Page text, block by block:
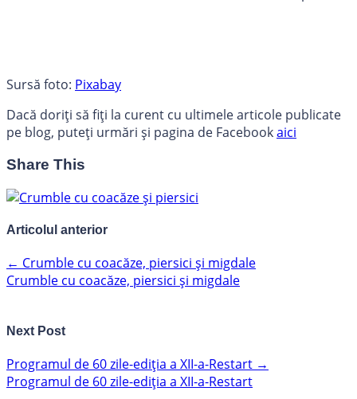
Sursă foto: Pixabay
Dacă doriți să fiți la curent cu ultimele articole publicate
pe blog, puteți urmări și pagina de Facebookaici
Share This
Articolul anterior
← Crumble cu coacăze, piersici și migdale
Crumble cu coacăze, piersici și migdale
Next Post
Programul de 60 zile-ediția a XII-a-Restart →
Programul de 60 zile-ediția a XII-a-Restart